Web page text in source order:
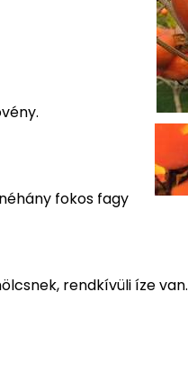
fokos fagy
rendkívüli íze van.